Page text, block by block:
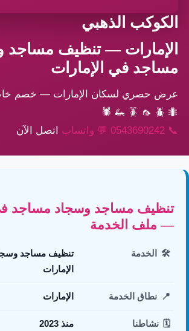
الكوكب الذهبي
الإمارات — تنظيف مساجد
مساجد في الإمارات
عرض حصري لسكان الإمارات — خصم
🐜
🪳 🦟 🪲
🦗
🕷
📞
0543690242
💬 واتساب اتصل الآن
تنظيف مساجد وسجاد مساجد
— ملف الخدمة
🛠️ الخدمة
تنظيف مساجد
الإمارات
📍 نطاق الخدمة الإمارات
🗓️ نشاطنا منذ 2023